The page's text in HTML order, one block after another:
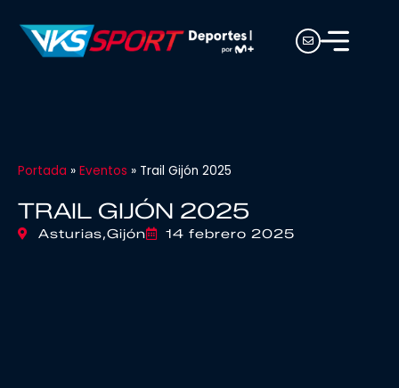
Portada » Eventos » Trail Gijón 2025
TRAIL GIJÓN 2025
Asturias,Gijón 14 febrero 2025